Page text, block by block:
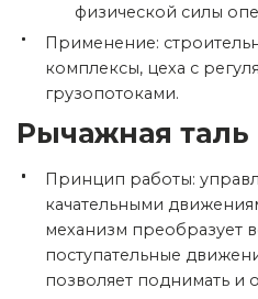
физической силы
Применение:
комплексы, цеха с
грузопотоками.
Рычажная таль
Принцип работы:
качательными
механизм преобразует
поступательные
позволяет поднимать и